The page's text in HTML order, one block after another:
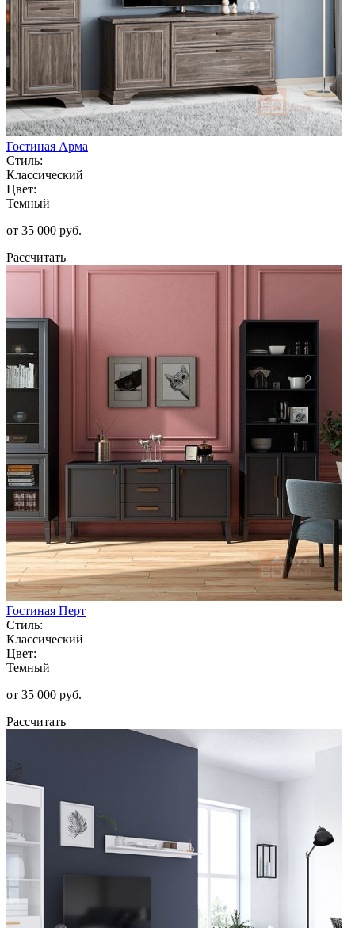
Гостиная Арма
Стиль:
Классический
Цвет:
Темный
от 35 000 руб.
Рассчитать
Гостиная Перт
Стиль:
Классический
Цвет:
Темный
от 35 000 руб.
Рассчитать